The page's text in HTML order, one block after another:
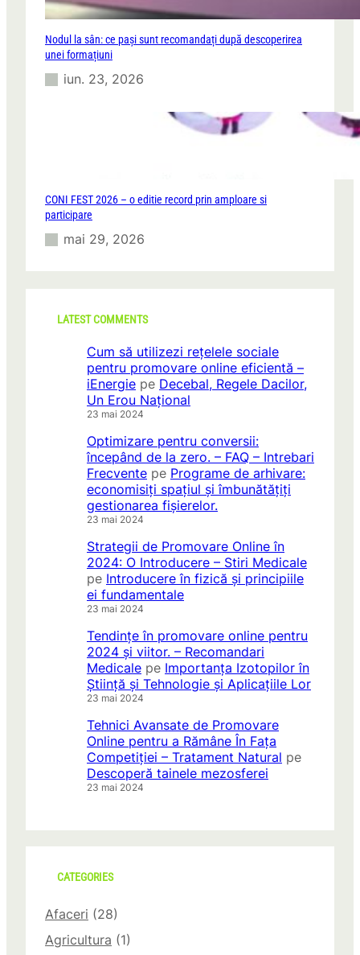
Nodul la sân: ce pași sunt recomandați după descoperirea
unei formațiuni
iun. 23, 2026
CONI FEST 2026 – o editie record prin amploare si
participare
mai 29, 2026
LATEST COMMENTS
Cum să utilizezi rețelele sociale
pentru promovare online eficientă –
iEnergie pe Decebal, Regele Dacilor,
Un Erou Național
23 mai 2024
Optimizare pentru conversii:
începând de la zero. – FAQ – Intrebari
Frecvente pe Programe de arhivare:
economisiți spațiul și îmbunătățiți
gestionarea fișierelor.
23 mai 2024
Strategii de Promovare Online în
2024: O Introducere – Stiri Medicale
pe Introducere în fizică și principiile
ei fundamentale
23 mai 2024
Tendințe în promovare online pentru
2024 și viitor. – Recomandari
Medicale pe Importanța Izotopilor în
Știință și Tehnologie și Aplicațiile Lor
23 mai 2024
Tehnici Avansate de Promovare
Online pentru a Rămâne În Fața
Competiției – Tratament Natural pe
Descoperă tainele mezosferei
23 mai 2024
CATEGORIES
Afaceri (28)
Agricultura (1)